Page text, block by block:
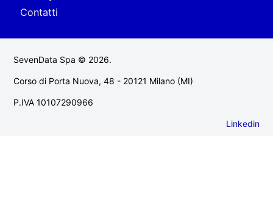
Contatti
SevenData Spa © 2026.
Corso di Porta Nuova, 48 - 20121 Milano (MI)
P.IVA 10107290966
Linkedin